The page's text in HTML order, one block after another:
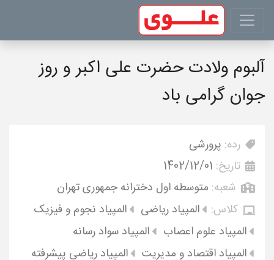
آلبوم ولادت حضرت علی اکبر و روز
جوان گرامی باد
رده: پرورشی
تاریخ: 1402/12/01
شعبه: متوسطه اول دخترانه جمهوری تهران
کلاس:
المپیاد ریاضی
المپیاد نجوم و فیزیک
المپیاد علوم اعصاب
المپیاد سواد رسانه
المپیاد اقتصاد و مدیریت
المپیاد ریاضی پیشرفته